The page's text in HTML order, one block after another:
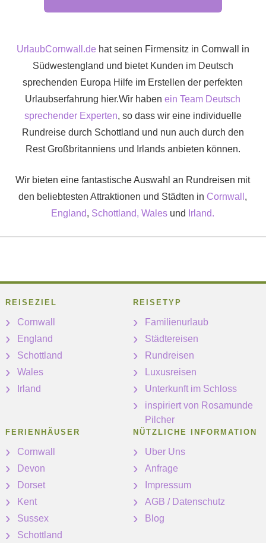
UrlaubCornwall.dehat seinen Firmensitz in Cornwall in
Südwestengland und bietet Kunden im Deutsch
sprechenden Europa Hilfe im Erstellen der perfekten
Urlaubserfahrung hier.Wir habenein Team Deutsch
sprechender Experten, so dass wir eine individuelle
Rundreise durch Schottland und nun auch durch den
Rest Großbritanniens und Irlands anbieten können.
Wir bieten eine fantastische Auswahl an Rundreisen mit
den beliebtesten Attraktionen und Städten in Cornwall ,
England, Schottland, Wales und Irland.
REISEZIEL
Cornwall
England
Schottland
Wales
Irland
REISETYP
Familienurlaub
Städtereisen
Rundreisen
Luxusreisen
Unterkunft im Schloss
inspiriert von Rosamunde
Pilcher
FERIENHÄUSER
Cornwall
Devon
Dorset
Kent
Sussex
Schottland
NÜTZLICHE INFORMATION
Uber Uns
Anfrage
Impressum
AGB / Datenschutz
Blog